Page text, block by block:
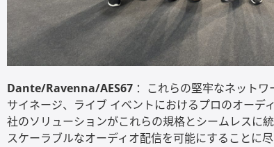
Dante/Ravenna/AES67 ：これらの堅牢なネット
サイネージ、ライブ イベントにおけるプロのオーデ
社のソリューションがこれらの規格とシームレスに
スケーラブルなオーディオ配信を可能にすることに尽